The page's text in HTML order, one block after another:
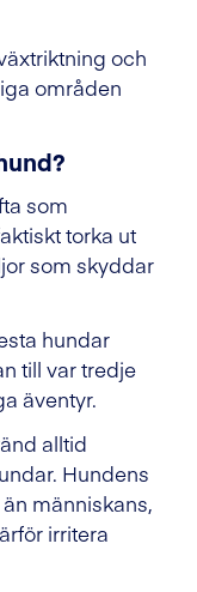
och
områden
som
torka ut
som skyddar
hundar
till var tredje
äventyr.
alltid
Hundens
människans,
irritera